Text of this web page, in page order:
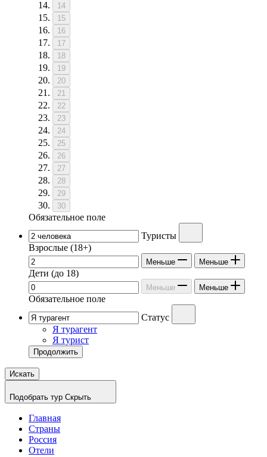
14
15
16
17
18
19
20
21
22
23
24
25
26
27
28
29
30
Обязательное поле
Туристы
Взрослые (18+)
Меньше Меньше
Дети (до 18)
Меньше Меньше
Обязательное поле
Статус
Я турагент
Я турист
Продолжить
Искать
Подобрать тур Скрыть
Главная
Страны
Россия
Отели